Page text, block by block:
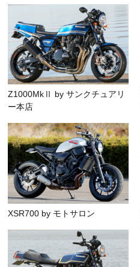
Z1000MkⅡ by サンクチュアリ
ー本店
XSR700 by モトサロン